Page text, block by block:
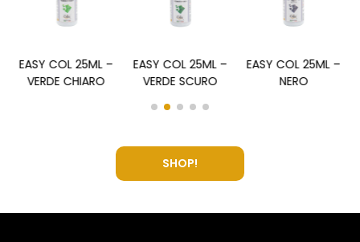
EASY COL 25ML –
VERDE CHIARO
EASY COL 25ML –
VERDE SCURO
EASY COL 25ML –
NERO
SHOP!